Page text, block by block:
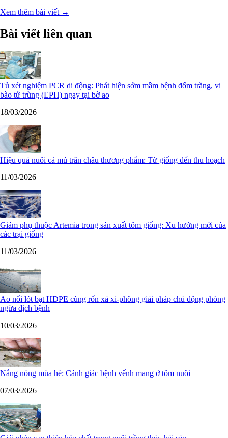
Xem thêm bài viết →
Bài viết liên quan
Tủ xét nghiệm PCR di động: Phát hiện sớm mầm bệnh đốm trắng, vi
bào tử trùng (EPH) ngay tại bờ ao
18/03/2026
Hiệu quả nuôi cá mú trân châu thương phẩm: Từ giống đến thu hoạch
11/03/2026
Giảm phụ thuộc Artemia trong sản xuất tôm giống: Xu hướng mới của
các trại giống
11/03/2026
Ao nổi lót bạt HDPE cùng rốn xả xi-phông giải pháp chủ động phòng
ngừa dịch bệnh
10/03/2026
Nắng nóng mùa hè: Cảnh giác bệnh vểnh mang ở tôm nuôi
07/03/2026